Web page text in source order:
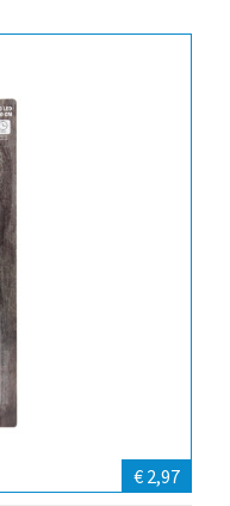
€ 2,97